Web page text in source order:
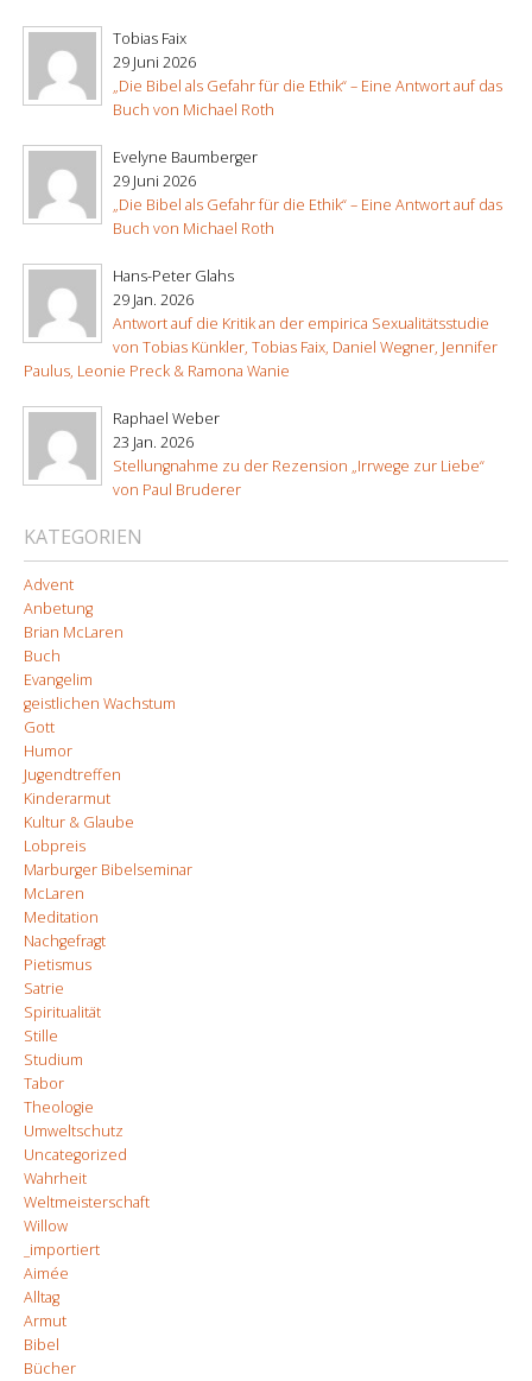
Tobias Faix
29 Juni 2026
„Die Bibel als Gefahr für die Ethik“ – Eine Antwort auf das
Buch von Michael Roth
Evelyne Baumberger
29 Juni 2026
„Die Bibel als Gefahr für die Ethik“ – Eine Antwort auf das
Buch von Michael Roth
Hans-Peter Glahs
29 Jan. 2026
Antwort auf die Kritik an der empirica Sexualitätsstudie
von Tobias Künkler, Tobias Faix, Daniel Wegner, Jennifer
Paulus, Leonie Preck & Ramona Wanie
Raphael Weber
23 Jan. 2026
Stellungnahme zu der Rezension „Irrwege zur Liebe“
von Paul Bruderer
KATEGORIEN
Advent
Anbetung
Brian McLaren
Buch
Evangelim
geistlichen Wachstum
Gott
Humor
Jugendtreffen
Kinderarmut
Kultur & Glaube
Lobpreis
Marburger Bibelseminar
McLaren
Meditation
Nachgefragt
Pietismus
Satrie
Spiritualität
Stille
Studium
Tabor
Theologie
Umweltschutz
Uncategorized
Wahrheit
Weltmeisterschaft
Willow
_importiert
Aimée
Alltag
Armut
Bibel
Bücher